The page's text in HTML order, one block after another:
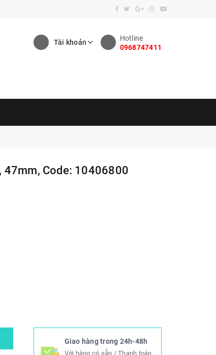
Hotline
0968747411
Tài khoản
47mm, Code: 10406800
Giao hàng trong 24h-48h
Với hàng có sẵn / Thanh toán